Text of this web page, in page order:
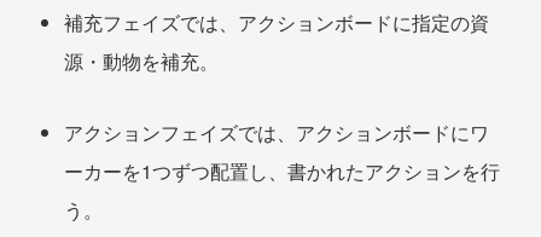
補充フェイズでは、アクションボードに指定の資
源・動物を補充。
アクションフェイズでは、アクションボードにワ
ーカーを1つずつ配置し、書かれたアクションを行
う。